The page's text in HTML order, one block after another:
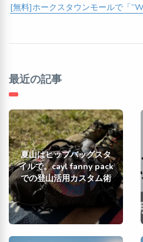
[無料]ホークスタウンモールで「
最近の記事
夏山はヒップバッグスタ
イルで。cayl fanny pack
での登山活用カスタム術